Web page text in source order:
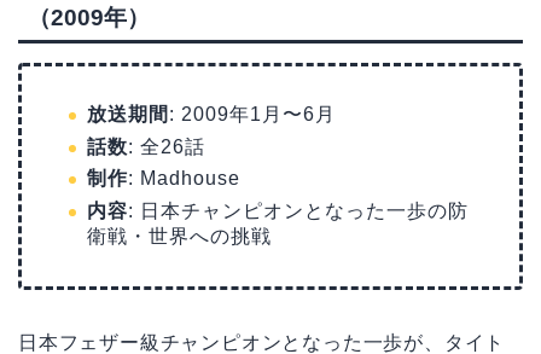
（2009年）
放送期間 : 2009年1月〜6月
話数: 全26話
制作: Madhouse
内容: 日本チャンピオンとなった一歩の防
衛戦・世界への挑戦
日本フェザー級チャンピオンとなった一歩が、タイト